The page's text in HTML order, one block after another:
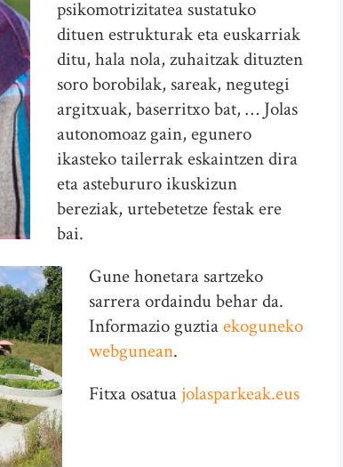
psikomotrizitatea sustatuko
dituen estrukturak eta euskarriak
ditu, hala nola, zuhaitzak dituzten
soro borobilak, sareak, negutegi
argitxuak, baserritxo bat, … Jolas
autonomoaz gain, egunero
ikasteko tailerrak eskaintzen dira
eta astebururo ikuskizun
bereziak, urtebetetze festak ere
bai.
Gune honetara sartzeko
sarrera ordaindu behar da.
Informazio guztiaekoguneko
webgunean.
Fitxa osatua jolasparkeak.eus